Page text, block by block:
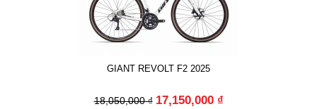
GIANT REVOLT F2 2025
18,050,000 ₫ 17,150,000 ₫